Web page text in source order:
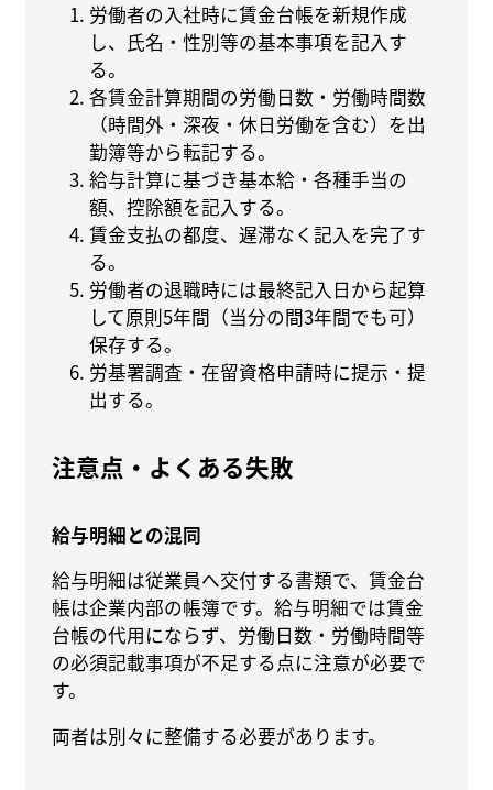
労働者の入社時に賃金台帳を新規作成
し、氏名・性別等の基本事項を記入す
る。
各賃金計算期間の労働日数・労働時間数
（時間外・深夜・休日労働を含む）を出
勤簿等から転記する。
給与計算に基づき基本給・各種手当の
額、控除額を記入する。
賃金支払の都度、遅滞なく記入を完了す
る。
労働者の退職時には最終記入日から起算
して原則5年間（当分の間3年間でも可）
保存する。
労基署調査・在留資格申請時に提示・提
出する。
注意点・よくある失敗
給与明細との混同
給与明細は従業員へ交付する書類で、賃金台
帳は企業内部の帳簿です。給与明細では賃金
台帳の代用にならず、労働日数・労働時間等
の必須記載事項が不足する点に注意が必要で
す。
両者は別々に整備する必要があります。